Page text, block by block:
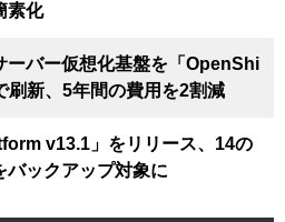
素化
ーバー仮想化基盤を「OpenShi
新、5年間の費用を2割減
v13.1」をリリース、14の
バックアップ対象に